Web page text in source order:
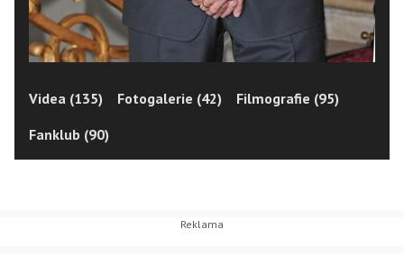
Videa (135) Fotogalerie (42)
Filmografie (95)
Fanklub (90)